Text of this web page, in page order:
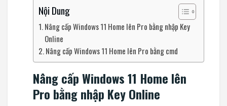
Nội Dung
Nâng cấp Windows 11 Home lên Pro bằng nhập Key
Online
Nâng cấp Windows 11 Home lên Pro bằng cmd
Nâng cấp Windows 11 Home lên
Pro bằng nhập Key Online